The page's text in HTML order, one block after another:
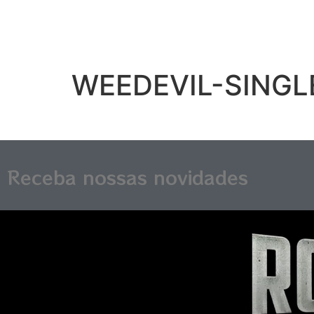
WEEDEVIL-
Receba nossas novidades